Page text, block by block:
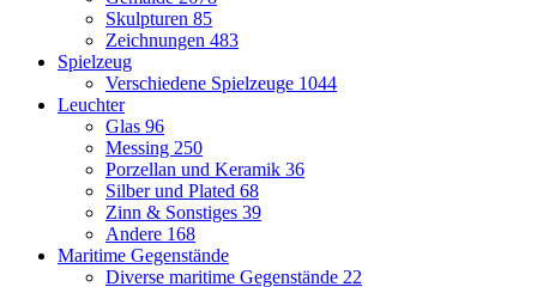
Skulpturen 85
Zeichnungen 483
Spielzeug
Verschiedene Spielzeuge 1044
Leuchter
Glas 96
Messing 250
Porzellan und Keramik 36
Silber und Plated 68
Zinn & Sonstiges 39
Andere 168
Maritime Gegenstände
Diverse maritime Gegenstände 22